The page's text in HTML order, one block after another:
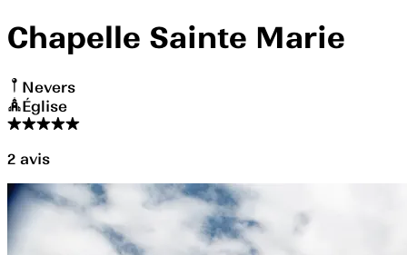
Chapelle Sainte Marie
Nevers
Église
2 avis